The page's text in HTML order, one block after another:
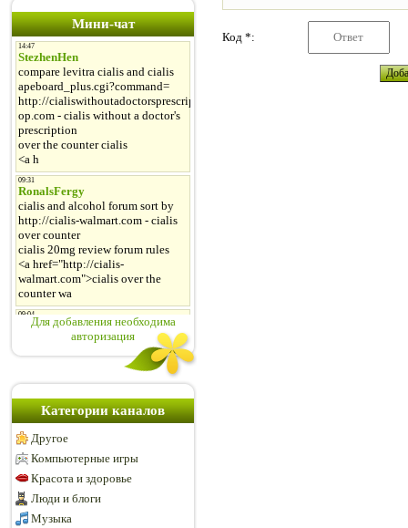
Мини-чат
Для добавления необходима
авторизация
Категории каналов
Другое
Компьютерные игры
Красота и здоровье
Люди и блоги
Музыка
Код *: